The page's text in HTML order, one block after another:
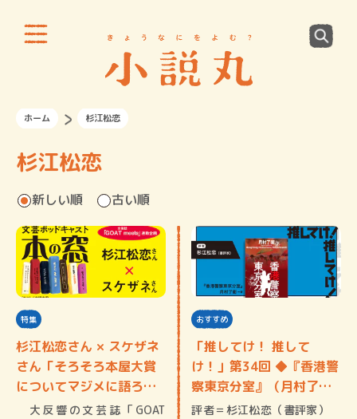
ホーム 杉江松恋
杉江松恋
新しい順 古い順
特集
杉江松恋さん × スケザネ
さん「そろそろ本屋大賞
についてマジメに語ろ
う…
大反響の文芸誌「GOAT
おすすめ
「推してけ！ 推して
け！」第34回 ◆『香港警
察東京分室』（月村了
衛・…
評者＝杉江松恋（書評家）